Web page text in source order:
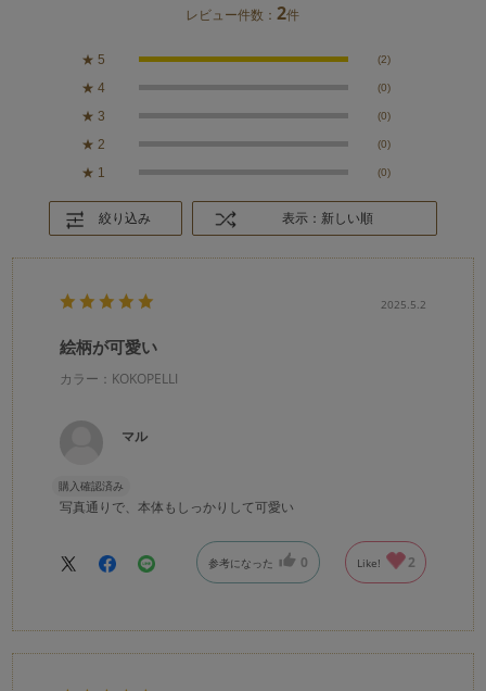
レビュー件数：2件
★ 5 (2)
★ 4 (0)
★ 3 (0)
★ 2 (0)
★ 1 (0)
絞り込み 表示：新しい順
2025.5.2
絵柄が可愛い
カラー：KOKOPELLI
マル
購入確認済み
写真通りで、本体もしっかりして可愛い
参考になった 0 Like! 2